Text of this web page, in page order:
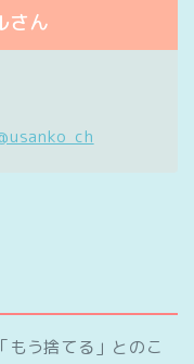
さん
もう捨てる」とのこ